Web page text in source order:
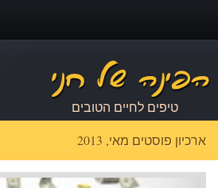
טיפים לחיים הטובים
ארכיון פוסטים מאי, 2013